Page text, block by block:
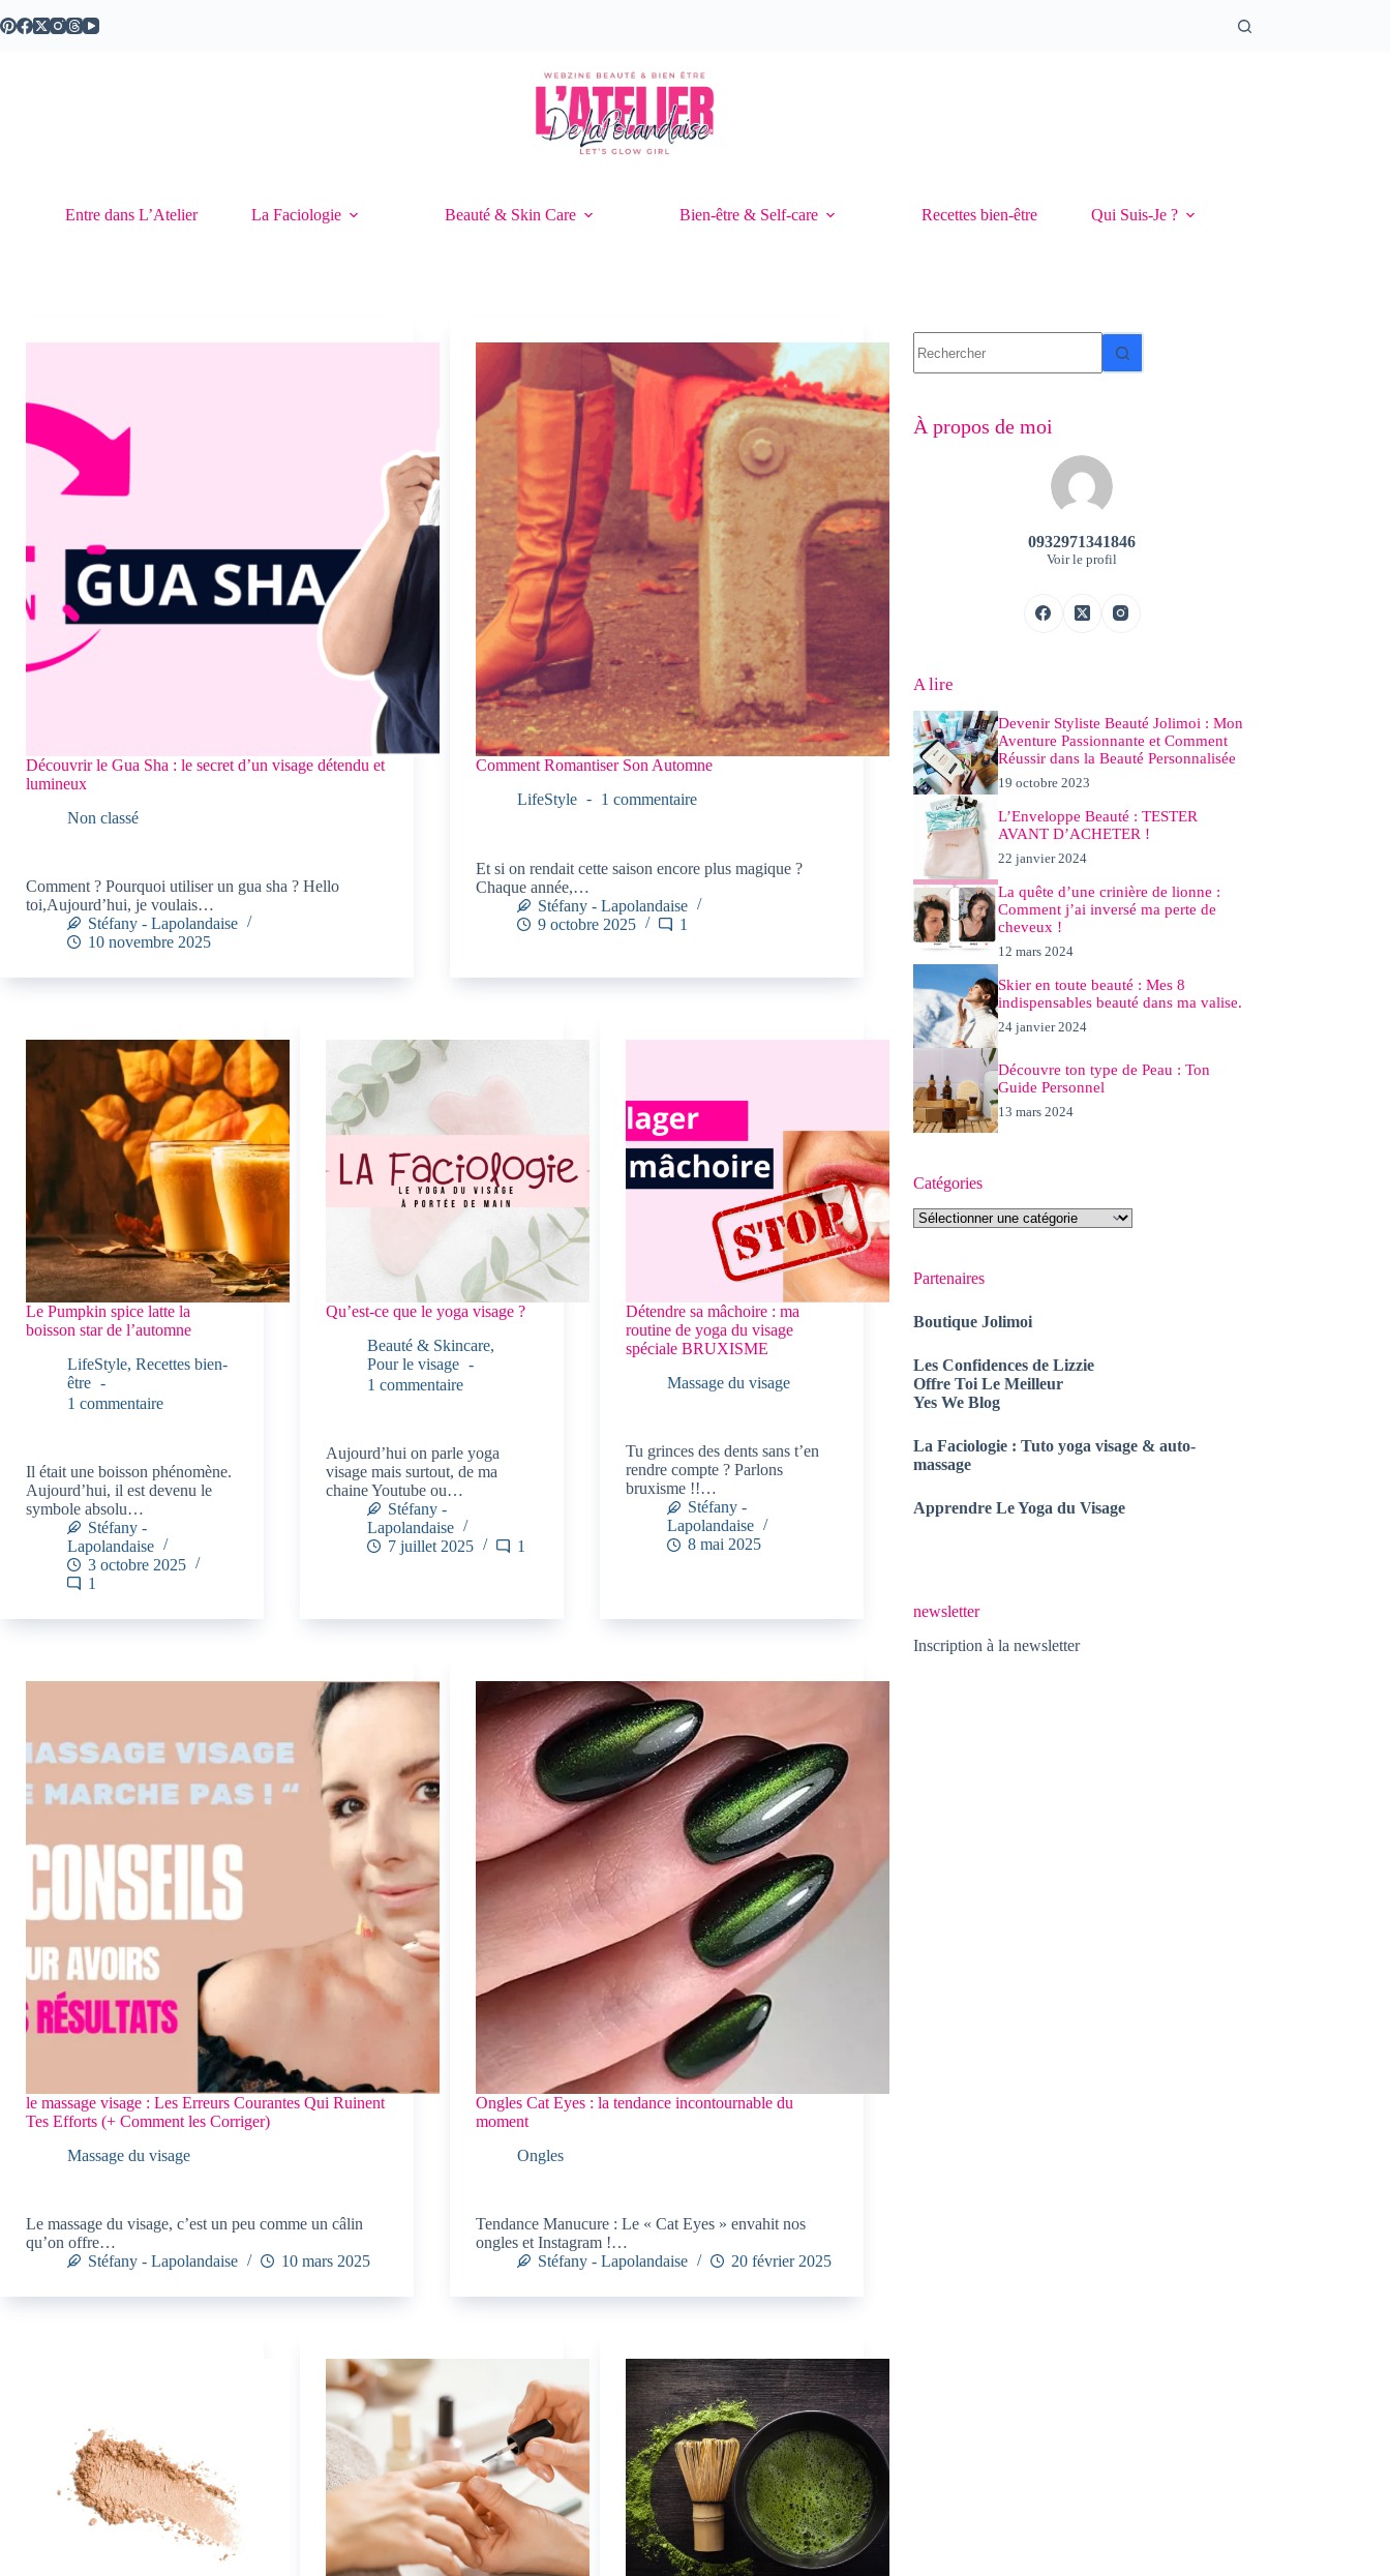
au
Entre dans L’Atelier La Faciologie Beauté & Skin Care Bien-être & Self-care Recettes bien-être Qui Suis-Je ?
Découvrir le Gua Sha : le secret d’un visage détendu et
lumineux
Non classé
Comment ? Pourquoi utiliser un gua sha ? Hello
toi,Aujourd’hui, je voulais…
Stéfany - Lapolandaise
10 novembre 2025
Comment Romantiser Son Automne
LifeStyle
1 commentaire
Et si on rendait cette saison encore plus magique ?
Chaque année,…
Stéfany - Lapolandaise
9 octobre 2025
1
Le Pumpkin spice latte la
boisson star de l’automne
LifeStyle, Recettes bien-
être
1 commentaire
Il était une boisson phénomène.
Aujourd’hui, il est devenu le
symbole absolu…
Stéfany -
Lapolandaise
3 octobre 2025
1
Qu’est-ce que le yoga visage ?
Beauté & Skincare,
Pour le visage
1 commentaire
Aujourd’hui on parle yoga
visage mais surtout, de ma
chaine Youtube ou…
Stéfany -
Lapolandaise
7 juillet 2025
1
Détendre sa mâchoire : ma
routine de yoga du visage
spéciale BRUXISME
Massage du visage
Tu grinces des dents sans t’en
rendre compte ? Parlons
bruxisme !!…
Stéfany -
Lapolandaise
8 mai 2025
le massage visage : Les Erreurs Courantes Qui Ruinent
Tes Efforts (+ Comment les Corriger)
Massage du visage
Le massage du visage, c’est un peu comme un câlin
qu’on offre…
Stéfany - Lapolandaise
10 mars 2025
Ongles Cat Eyes : la tendance incontournable du
moment
Ongles
Tendance Manucure : Le « Cat Eyes » envahit nos
ongles et Instagram !…
Stéfany - Lapolandaise
20 février 2025
résultat
À propos de moi
0932971341846
Voir le profil
A lire
Devenir Styliste Beauté Jolimoi : Mon
Aventure Passionnante et Comment
Réussir dans la Beauté Personnalisée
19 octobre 2023
L’Enveloppe Beauté : TESTER
AVANT D’ACHETER !
22 janvier 2024
La quête d’une crinière de lionne :
Comment j’ai inversé ma perte de
cheveux !
12 mars 2024
Skier en toute beauté : Mes 8
indispensables beauté dans ma valise.
24 janvier 2024
Découvre ton type de Peau : Ton
Guide Personnel
13 mars 2024
Catégories
Catégories
Partenaires
Boutique Jolimoi
Les Confidences de Lizzie
Offre Toi Le Meilleur
Yes We Blog
La Faciologie : Tuto yoga visage & auto-
massage
Apprendre Le Yoga du Visage
newsletter
Inscription à la newsletter